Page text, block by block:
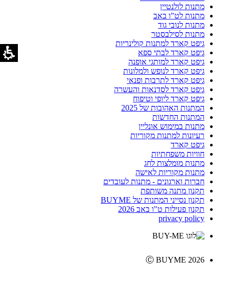
מתנות לולנטיין
מתנות לט"ו באב
מתנות לנובי גוד
מתנות לסילבסטר
גיפט קארד למתנות קולינריות
גיפט קארד לבתי ספא
גיפט קארד למותגי אופנה
גיפט קארד לנופש ולמלונות
גיפט קארד לתרבות ופנאי
גיפט קארד לסדנאות והעשרה
גיפט קארד ליופי וטיפוח
המתנות האהובות של 2025
המתנות החדשות
מתנות במימוש אונליין
רעיונות למתנות מקוריות
גיפט קארד
חוויות משפחתיות
מתנות מומלצות לחג
מתנות מקוריות לאישה
חברות וארגונים - מתנות לעובדים
תקנון מתנה משותפת
תקנון נסייני המתנות של BUYME
תקנון פעילות ט"ו באב 2026
privacy policy
Ⓒ BUYME 2026